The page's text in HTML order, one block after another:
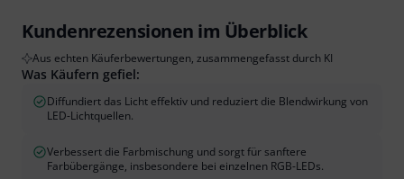
Kundenrezensionen im Überblick
Aus echten Käuferbewertungen, zusammengefasst durch KI
Was Käufern gefiel:
Diffundiert das Licht effektiv und reduziert die Blendwirkung von
LED-Lichtquellen.
Verbessert die Farbmischung und sorgt für sanftere
Farbübergänge, insbesondere bei einzelnen RGB-LEDs.